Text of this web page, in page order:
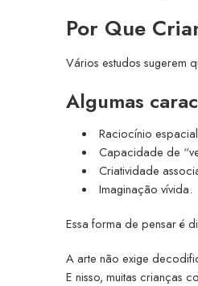
Por Que
Vários estudos sugerem
Algumas
Raciocínio
Capacidade de
Criatividade
Imaginação vívida.
Essa forma de pensar é
A arte não exige
E nisso, muitas crianças